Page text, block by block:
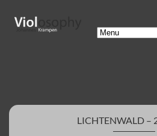
LICHTENWALD –